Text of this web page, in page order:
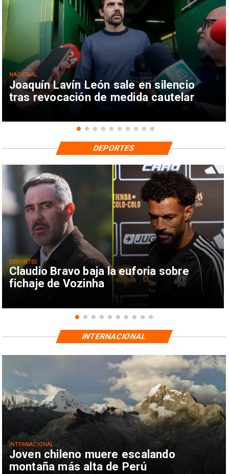
Joaquín Lavín León sale en silencio
tras revocación de medida cautelar
NACIONAL
Claudio Bravo baja la euforia sobre
fichaje de Vozinha
DEPORTES
DEPORTES
Joven chileno muere escalando
montaña más alta de Perú
INTERNACIONAL
INTERNACIONAL